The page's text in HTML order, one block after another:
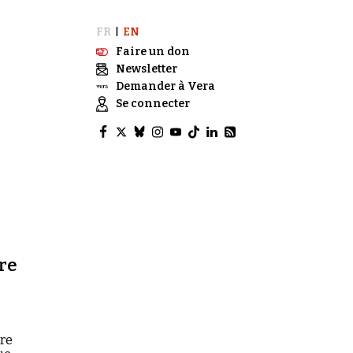
FR
EN
Faire un don
Newsletter
Demander à Vera
Se connecter